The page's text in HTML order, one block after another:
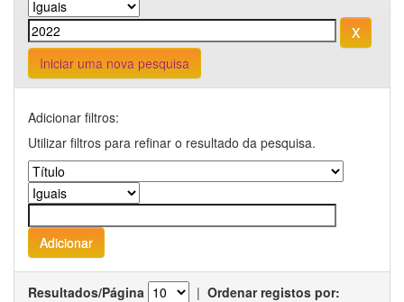
Iniciar uma nova pesquisa
Adicionar filtros:
Utilizar filtros para refinar o resultado da pesquisa.
Resultados/Página | Ordenar registos por: